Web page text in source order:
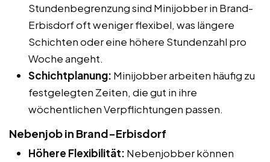
Stundenbegrenzung sind Minijobber in Brand-
Erbisdorf oft weniger flexibel, was längere
Schichten oder eine höhere Stundenzahl pro
Woche angeht.
Schichtplanung: Minijobber arbeiten häufig zu
festgelegten Zeiten, die gut in ihre
wöchentlichen Verpflichtungen passen.
Nebenjob in Brand-Erbisdorf
Höhere Flexibilität: Nebenjobber können